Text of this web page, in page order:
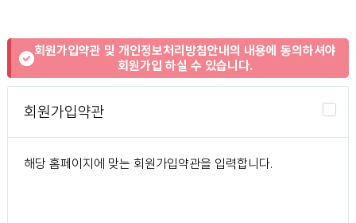
회원가입약관 및 개인정보처리방침안내의 내용에 동의하셔야
회원가입 하실 수 있습니다.
회원가입약관